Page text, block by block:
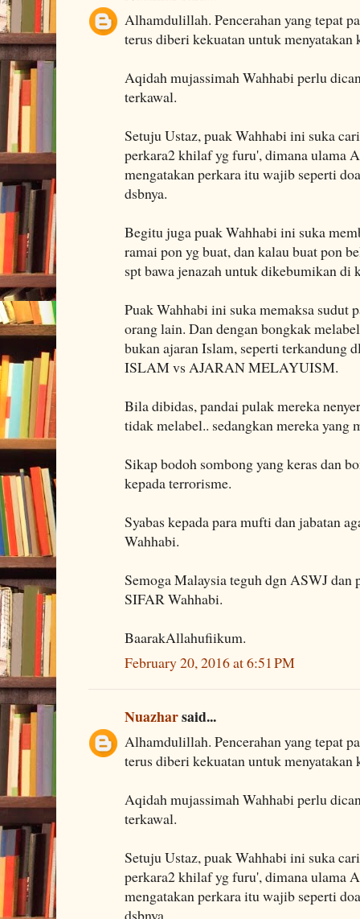
Alhamdulillah. Pencerahan yang tepat
terus diberi kekuatan untuk menyatakan
Aqidah mujassimah Wahhabi perlu
terkawal.
Setuju Ustaz, puak Wahhabi ini suka
perkara2 khilaf yg furu', dimana ulama
mengatakan perkara itu wajib seperti
dsbnya.
Begitu juga puak Wahhabi ini suka
ramai pon yg buat, dan kalau buat pon
spt bawa jenazah untuk dikebumikan di
Puak Wahhabi ini suka memaksa sudut
orang lain. Dan dengan bongkak
bukan ajaran Islam, seperti
ISLAM vs AJARAN MELAYUISM.
Bila dibidas, pandai pulak mereka
tidak melabel.. sedangkan mereka yang
Sikap bodoh sombong yang keras dan
kepada terrorisme.
Syabas kepada para mufti dan jabatan
Wahhabi.
Semoga Malaysia teguh dgn ASWJ dan
SIFAR Wahhabi.
BaarakAllahufiikum.
February 20, 2016 at 6:51 PM
Nuazharsaid...
Alhamdulillah. Pencerahan yang tepat
terus diberi kekuatan untuk menyatakan
Aqidah mujassimah Wahhabi perlu
terkawal.
Setuju Ustaz, puak Wahhabi ini suka
perkara2 khilaf yg furu', dimana ulama
mengatakan perkara itu wajib seperti
dsbnya.